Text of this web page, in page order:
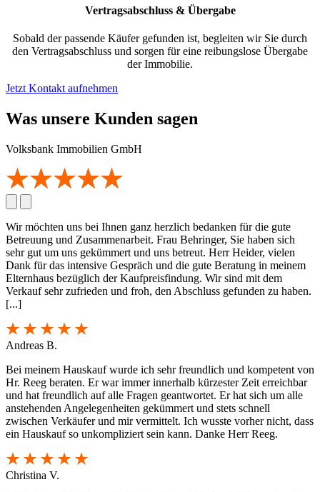
Vertragsabschluss & Übergabe
Sobald der passende Käufer gefunden ist, begleiten wir Sie durch
den Vertragsabschluss und sorgen für eine reibungslose Übergabe
der Immobilie.
Jetzt Kontakt aufnehmen
Was unsere Kunden sagen
Volksbank Immobilien GmbH
Wir möchten uns bei Ihnen ganz herzlich bedanken für die gute
Betreuung und Zusammenarbeit. Frau Behringer, Sie haben sich
sehr gut um uns gekümmert und uns betreut. Herr Heider, vielen
Dank für das intensive Gespräch und die gute Beratung in meinem
Elternhaus bezüglich der Kaufpreisfindung. Wir sind mit dem
Verkauf sehr zufrieden und froh, den Abschluss gefunden zu haben.
[...]
Andreas B.
Bei meinem Hauskauf wurde ich sehr freundlich und kompetent von
Hr. Reeg beraten. Er war immer innerhalb kürzester Zeit erreichbar
und hat freundlich auf alle Fragen geantwortet. Er hat sich um alle
anstehenden Angelegenheiten gekümmert und stets schnell
zwischen Verkäufer und mir vermittelt. Ich wusste vorher nicht, dass
ein Hauskauf so unkompliziert sein kann. Danke Herr Reeg.
Christina V.